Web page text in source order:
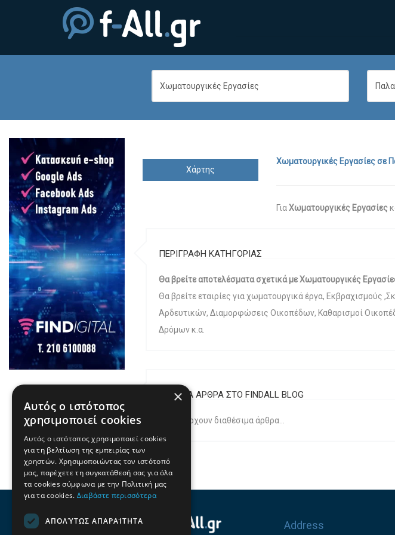
Χάρτης
Χωματουργικές Εργασίεςσε
Για Χωματουργικές Εργασίες
ΠΕΡΙΓΡΑΦΗ ΚΑΤΗΓΟΡΙΑΣ
Θα βρείτε αποτελέσματα σχετικά με Χωματουργικές
Θα βρείτε εταιρίες για χωματουργικά έργα,
Αρδευτικών, Διαμορφώσεις Οικοπέδων, Καθαρισμοί
Δρόμων κ.α.
ΣΧΕΤΙΚΑ ΑΡΘΡΑ ΣΤΟ FINDALL BLOG
Δεν υπάρχουν διαθέσιμα άρθρα...
Address
×
Αυτός ο ιστότοπος
χρησιμοποιεί cookies
Αυτός ο ιστότοπος χρησιμοποιεί cookies
για τη βελτίωση της εμπειρίας των
χρηστών. Χρησιμοποιώντας τον ιστότοπό
μας, παρέχετε τη συγκατάθεσή σας για όλα
τα cookies σύμφωνα με την Πολιτική μας
για τα cookies. Διαβάστε περισσότερα
ΑΠΟΛΎΤΩΣ ΑΠΑΡΑΊΤΗΤΑ